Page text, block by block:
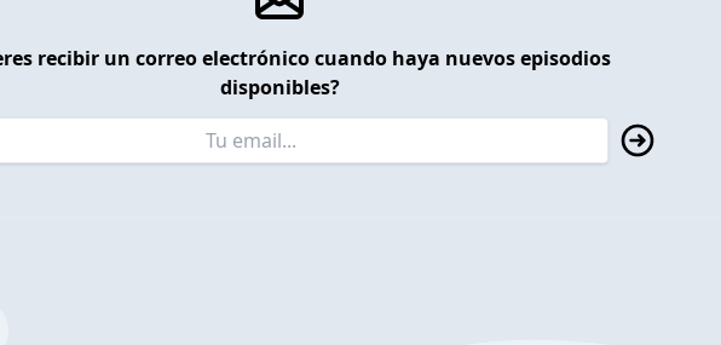
recibir un correo electrónico cuando haya nuevos episodios
disponibles?